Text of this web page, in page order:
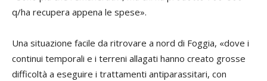
q/ha recupera appena le spese».
Una situazione facile da ritrovare a nord di Foggia, «dove i
continui temporali e i terreni allagati hanno creato grosse
difficoltà a eseguire i trattamenti antiparassitari, con